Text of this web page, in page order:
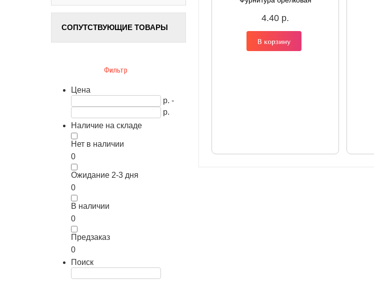
СОПУТСТВУЮЩИЕ ТОВАРЫ
Фильтр
Цена
р. -
р.
Наличие на складе
Нет в наличии
0
Ожидание 2-3 дня
0
В наличии
0
Предзаказ
0
Поиск
4.40 р.
В корзину